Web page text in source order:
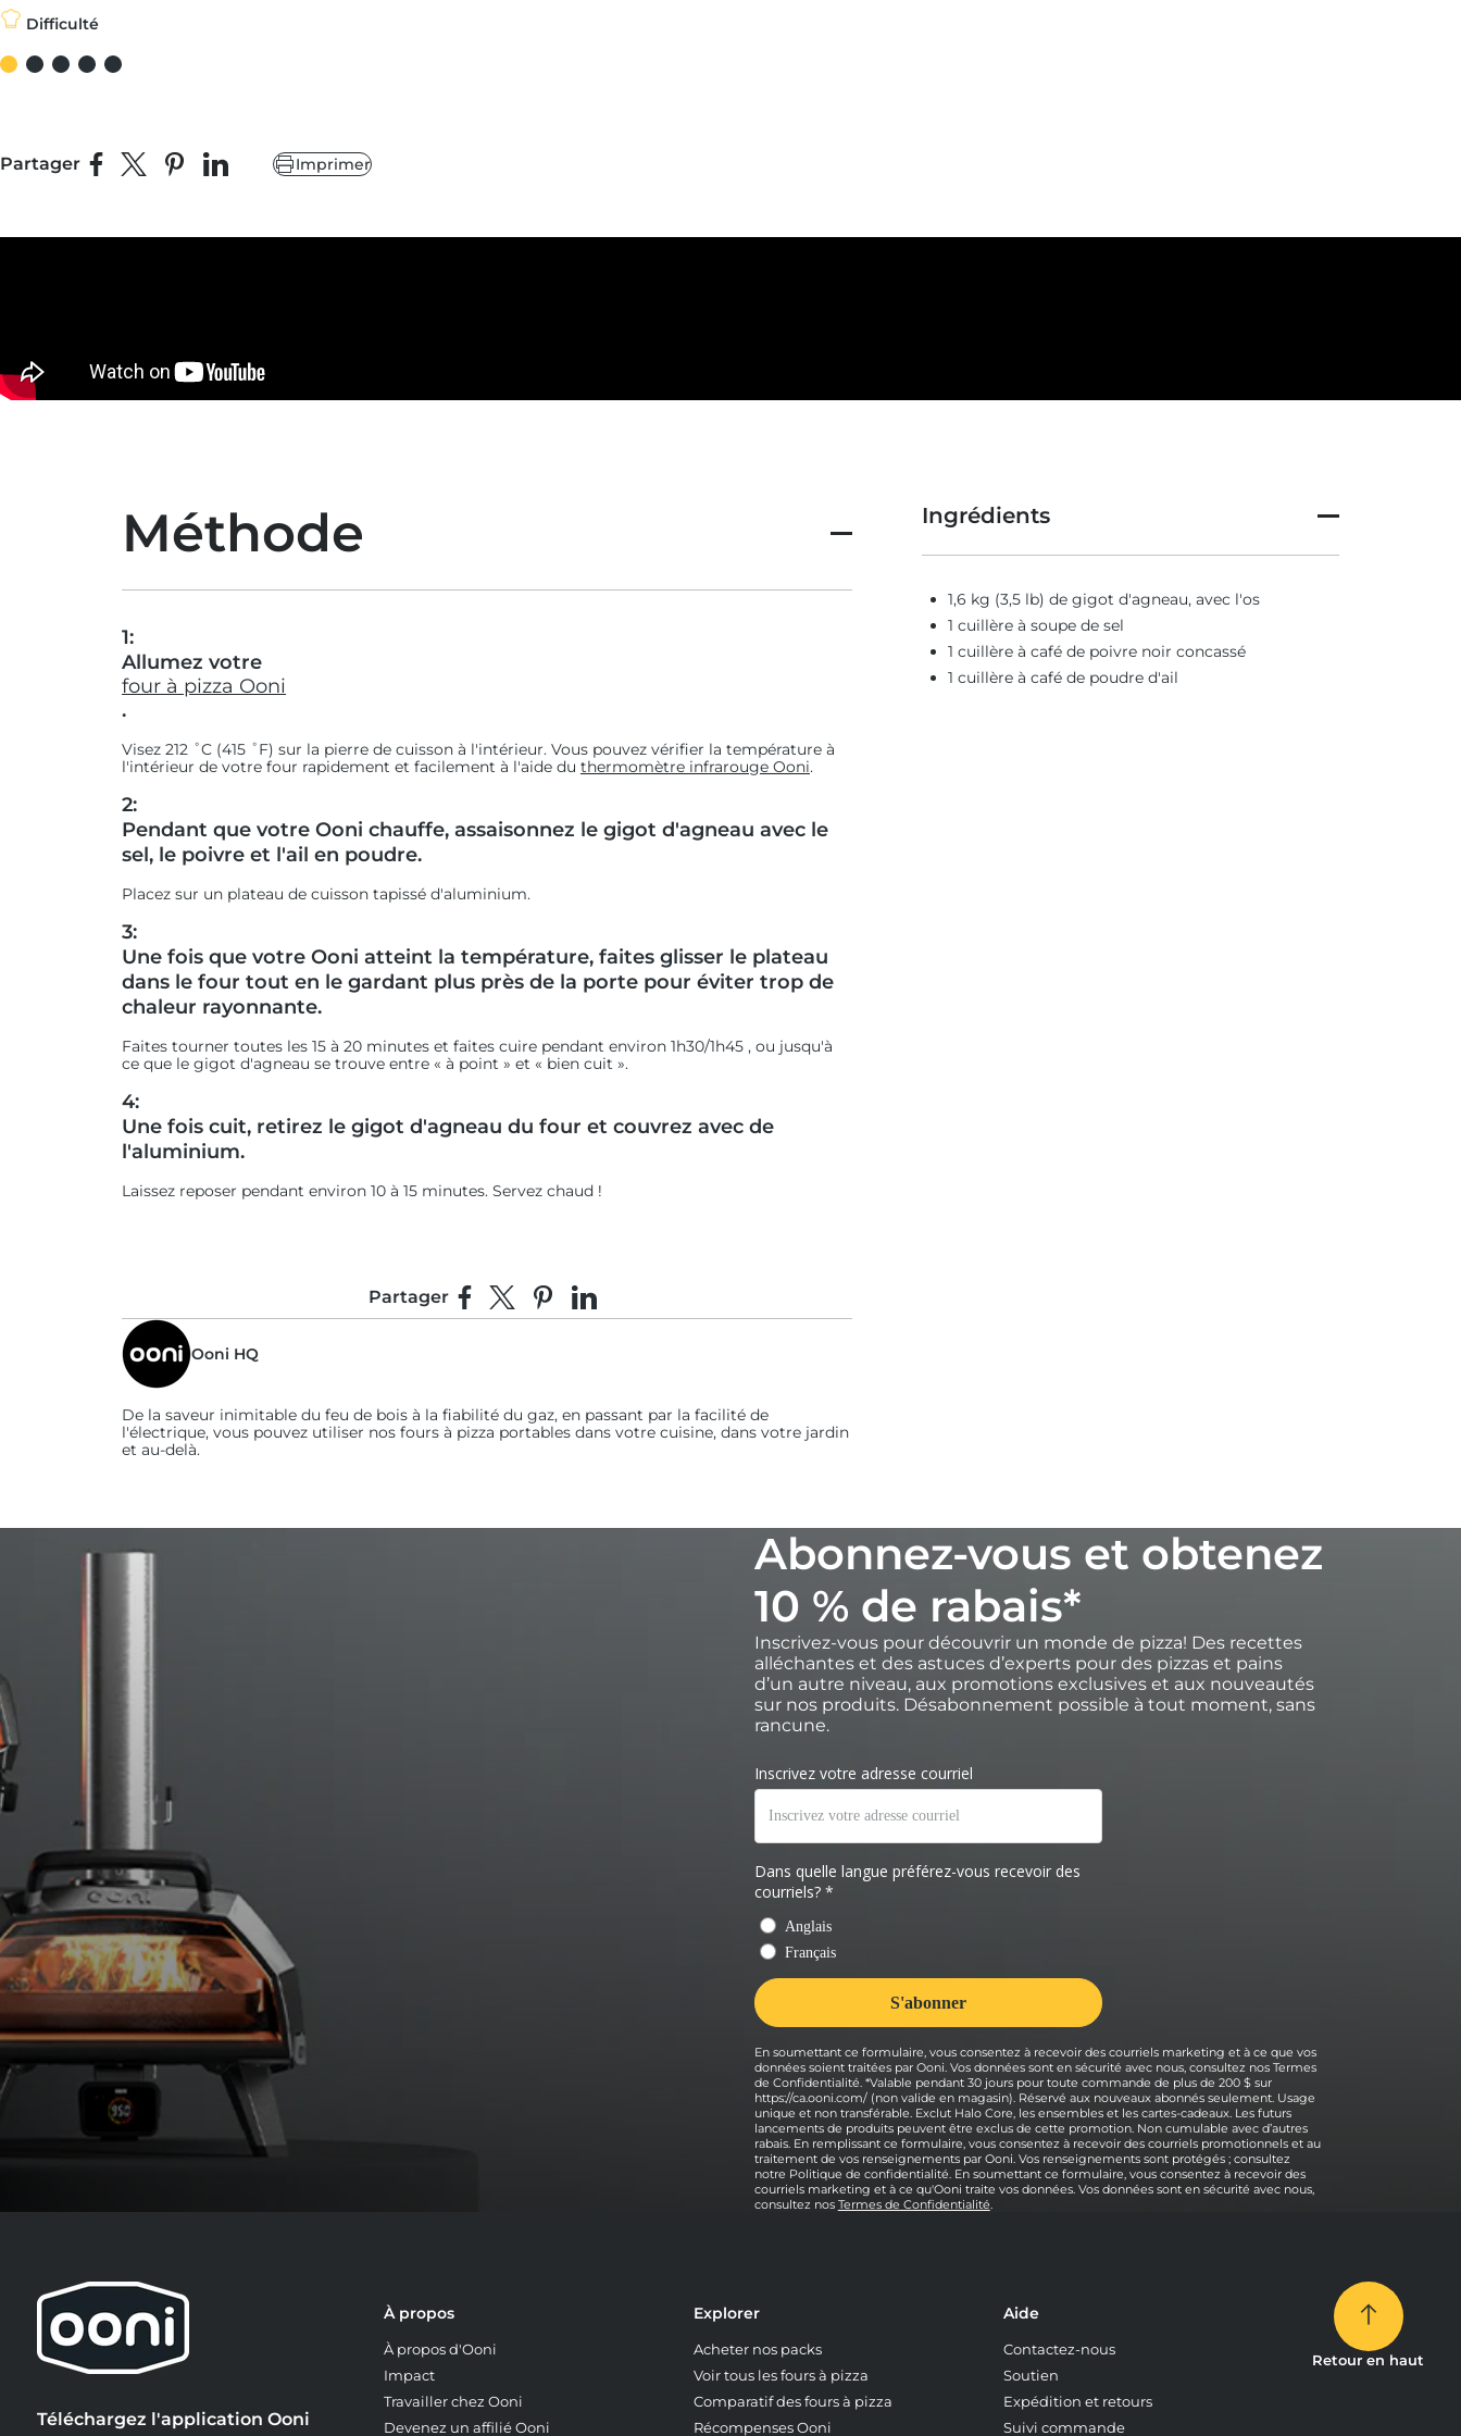
Difficulté
Partager Partager sur Facebook
Partager sur X
Épingler sur Pinterest
Partager sur LinkedIn
Imprimer
Méthode
1:
Allumez votre
four à pizza Ooni
.
Visez 212 ˚C (415 ˚F) sur la pierre de cuisson à l'intérieur. Vous pouvez vérifier la température à
l'intérieur de votre four rapidement et facilement à l'aide du thermomètre infrarouge Ooni.
2:
Pendant que votre Ooni chauffe, assaisonnez le gigot d'agneau avec le
sel, le poivre et l'ail en poudre.
Placez sur un plateau de cuisson tapissé d'aluminium.
3:
Une fois que votre Ooni atteint la température, faites glisser le plateau
dans le four tout en le gardant plus près de la porte pour éviter trop de
chaleur rayonnante.
Faites tourner toutes les 15 à 20 minutes et faites cuire pendant environ 1h30/1h45 , ou jusqu'à
ce que le gigot d'agneau se trouve entre « à point » et « bien cuit ».
4:
Une fois cuit, retirez le gigot d'agneau du four et couvrez avec de
l'aluminium.
Laissez reposer pendant environ 10 à 15 minutes. Servez chaud !
Partager Partager sur Facebook
Partager sur X
Épingler sur Pinterest
Partager sur LinkedIn
Ooni HQ
De la saveur inimitable du feu de bois à la fiabilité du gaz, en passant par la facilité de
l'électrique, vous pouvez utiliser nos fours à pizza portables dans votre cuisine, dans votre jardin
et au-delà.
Ingrédients
1,6 kg (3,5 lb) de gigot d'agneau, avec l'os
1 cuillère à soupe de sel
1 cuillère à café de poivre noir concassé
1 cuillère à café de poudre d'ail
Abonnez-vous et obtenez
10 % de rabais*
Inscrivez-vous pour découvrir un monde de pizza! Des recettes
alléchantes et des astuces d’experts pour des pizzas et pains
d’un autre niveau, aux promotions exclusives et aux nouveautés
sur nos produits. Désabonnement possible à tout moment, sans
rancune.
En soumettant ce formulaire, vous consentez à recevoir des courriels marketing et à ce que vos
données soient traitées par Ooni. Vos données sont en sécurité avec nous, consultez nos Termes
de Confidentialité. *Valable pendant 30 jours pour toute commande de plus de 200 $ sur
https://ca.ooni.com/ (non valide en magasin). Réservé aux nouveaux abonnés seulement. Usage
unique et non transférable. Exclut Halo Core, les ensembles et les cartes-cadeaux. Les futurs
lancements de produits peuvent être exclus de cette promotion. Non cumulable avec d’autres
rabais. En remplissant ce formulaire, vous consentez à recevoir des courriels promotionnels et au
traitement de vos renseignements par Ooni. Vos renseignements sont protégés ; consultez
notre Politique de confidentialité. En soumettant ce formulaire, vous consentez à recevoir des
courriels marketing et à ce qu'Ooni traite vos données. Vos données sont en sécurité avec nous,
consultez nos Termes de Confidentialité.
Téléchargez l'application Ooni
À propos
À propos d'Ooni
Impact
Travailler chez Ooni
Devenez un affilié Ooni
Explorer
Acheter nos packs
Voir tous les fours à pizza
Comparatif des fours à pizza
Récompenses Ooni
Aide
Contactez-nous
Soutien
Expédition et retours
Suivi commande
Retour en haut